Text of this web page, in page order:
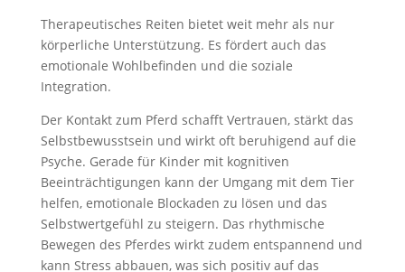
Therapeutisches Reiten bietet weit mehr als nur
körperliche Unterstützung. Es fördert auch das
emotionale Wohlbefinden und die soziale
Integration.
Der Kontakt zum Pferd schafft Vertrauen, stärkt das
Selbstbewusstsein und wirkt oft beruhigend auf die
Psyche. Gerade für Kinder mit kognitiven
Beeinträchtigungen kann der Umgang mit dem Tier
helfen, emotionale Blockaden zu lösen und das
Selbstwertgefühl zu steigern. Das rhythmische
Bewegen des Pferdes wirkt zudem entspannend und
kann Stress abbauen, was sich positiv auf das